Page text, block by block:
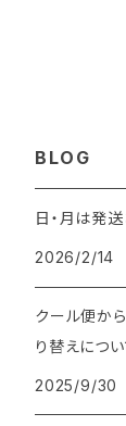
BLOG
日・月は発送
2026/2/14
クール便か
り替えについ
2025/9/30